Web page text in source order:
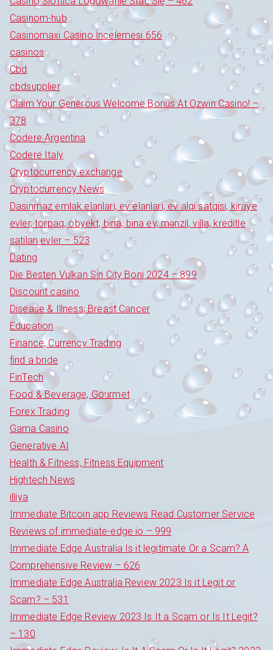
Casinom-hub
Casinomaxi Casino İncelemesi 656
casinos
Cbd
cbdsupplier
Claim Your Generous Welcome Bonus At Ozwin Casino! –
378
Codere Argentina
Codere Italy
Cryptocurrency exchange
Cryptocurrency News
Dasinmaz emlak elanlari, ev elanlari, ev alqi satqisi, kiraye
evler, torpaq, obyekt, bina, bina ev, mənzil, villa, kreditle
satilan evler – 523
Dating
Die Besten Vulkan Sin City Boni 2024 – 899
Discount casino
Disease & Illness, Breast Cancer
Education
Finance, Currency Trading
find a bride
FinTech
Food & Beverage, Gourmet
Forex Trading
Gama Casino
Generative AI
Health & Fitness, Fitness Equipment
Hightech News
illiya
Immediate Bitcoin app Reviews Read Customer Service
Reviews of immediate-edge io – 999
Immediate Edge Australia Is it legitimate Or a Scam? A
Comprehensive Review – 626
Immediate Edge Australia Review 2023 Is it Legit or
Scam? – 531
Immediate Edge Review 2023 Is It a Scam or Is It Legit?
– 130